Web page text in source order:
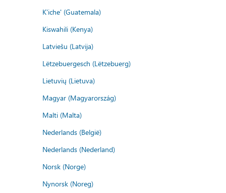
K'iche' (Guatemala)
Kiswahili (Kenya)
Latviešu (Latvija)
Lëtzebuergesch (Lëtzebuerg)
Lietuvių (Lietuva)
Magyar (Magyarország)
Malti (Malta)
Nederlands (België)
Nederlands (Nederland)
Norsk (Norge)
Nynorsk (Noreg)